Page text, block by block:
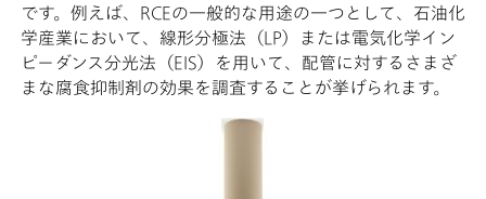
です。例えば、RCEの一般的な用途の一つとして、石油化
学産業において、線形分極法（LP）または電気化学イン
ピーダンス分光法（EIS）を用いて、配管に対するさまざ
まな腐食抑制剤の効果を調査することが挙げられます。